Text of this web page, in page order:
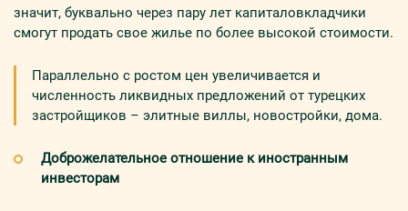
значит, буквально через пару лет капиталовкладчики
смогут продать свое жилье по более высокой стоимости.
Параллельно с ростом цен увеличивается и
численность ликвидных предложений от турецких
застройщиков – элитные виллы, новостройки, дома.
Доброжелательное отношение к иностранным
инвесторам